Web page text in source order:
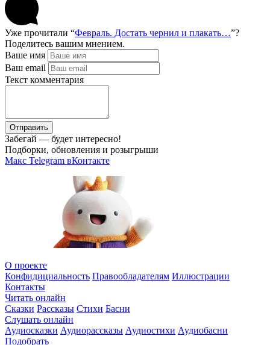
Уже прочитали “Февраль. Достать чернил и плакать…”?
Поделитесь вашим мнением.
Ваше имя
Ваш email
Текст комментария
Отправить
Забегай — будет интересно!
Подборки, обновления и розыгрыши
Макс Telegram вКонтакте
О проекте
Конфидициальность Правообладателям Иллюстрации
Контакты
Читать онлайн
Сказки Рассказы Стихи Басни
Слушать онлайн
Аудиосказки Аудиорассказы Аудиостихи Аудиобасни
Подобрать